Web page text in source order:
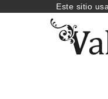
Este sitio